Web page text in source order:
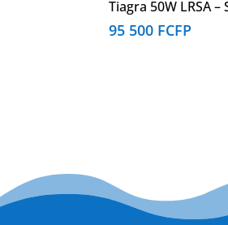
Tiagra 50W LRSA –
95 500 FCFP